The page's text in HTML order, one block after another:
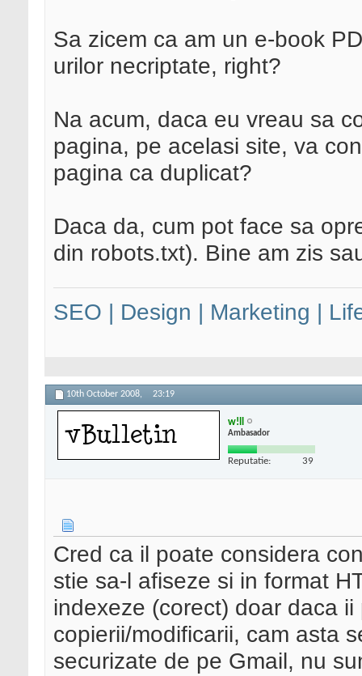
Sa zicem ca am un e-book
urilor necriptate, right?
Na acum, daca eu vreau sa
pagina, pe acelasi site, va
pagina ca duplicat?
Daca da, cum pot face sa
din robots.txt). Bine am zis
SEO | Design | Marketing |
10th October 2008, 23:19
w!ll
Ambasador
Reputatie: 39
Cred ca il poate considera
stie sa-l afiseze si in format
indexeze (corect) doar daca
copierii/modificarii, cam asta
securizate de pe Gmail, nu